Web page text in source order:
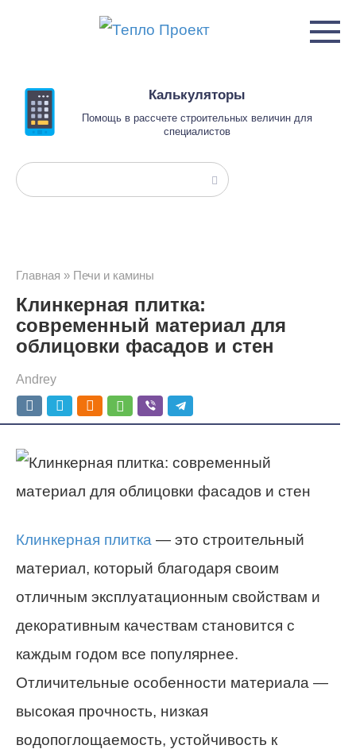
Калькуляторы
Помощь в рассчете строительных величин для
специалистов
Поиск:
Главная » Печи и камины
Клинкерная плитка:
современный материал для
облицовки фасадов и стен
Andrey
Клинкерная плитка — это строительный
материал, который благодаря своим
отличным эксплуатационным свойствам и
декоративным качествам становится с
каждым годом все популярнее.
Отличительные особенности материала —
высокая прочность, низкая
водопоглощаемость, устойчивость к